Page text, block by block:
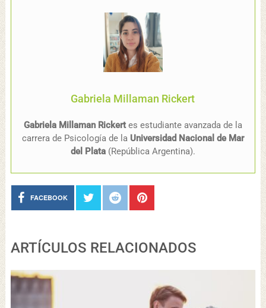
Gabriela Millaman Rickert
Gabriela Millaman Rickertes estudiante avanzada de la
carrera de Psicología de la Universidad Nacional de Mar
del Plata(República Argentina).
FACEBOOK
ARTÍCULOS RELACIONADOS